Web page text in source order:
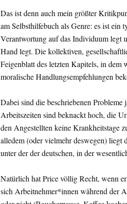
Das ist denn auch mein größter
am Selbsthilfebuch als Genre: es ist ein
Verantwortung auf das Individuum legt
Hand legt. Die kollektiven,
Feigenblatt des letzten Kapitels, in
moralische Handlungsempfehlungen
Dabei sind die beschriebenen
Arbeitszeiten sind beknackt hoch, die
den Angestellten keine Krankheitstage
alledem (oder vielmehr deswegen)
unter der der deutschen, in der
Natürlich hat Price völlig Recht, wenn
sich Arbeitnehmer*innen während der